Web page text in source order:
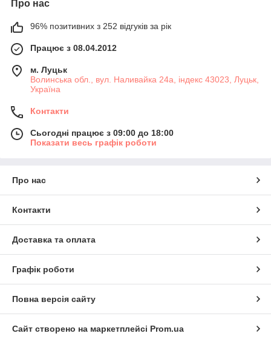
Про нас
96% позитивних з 252 відгуків за рік
Працює з 08.04.2012
м. Луцьк
Волинська обл., вул. Наливайка 24а, індекс 43023, Луцьк,
Україна
Контакти
Сьогодні працює з 09:00 до 18:00
Показати весь графік роботи
Про нас
Контакти
Доставка та оплата
Графік роботи
Повна версія сайту
Сайт створено на маркетплейсі Prom.ua